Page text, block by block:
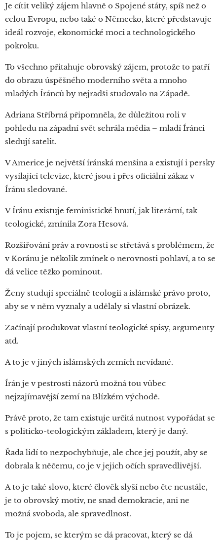
Je cítit veliký zájem hlavně o Spojené státy, spíš než o
celou Evropu, nebo také o Německo, které představuje
ideál rozvoje, ekonomické moci a technologického
pokroku.
To všechno přitahuje obrovský zájem, protože to patří
do obrazu úspěšného moderního světa a mnoho
mladých Íránců by nejradši studovalo na Západě.
Adriana Stříbrná připomněla, že důležitou roli v
pohledu na západní svět sehrála média – mladí Íránci
sledují satelit.
V Americe je největší íránská menšina a existují i persky
vysílající televize, které jsou i přes oficiální zákaz v
Íránu sledované.
V Íránu existuje feministické hnutí, jak literární, tak
teologické, zmínila Zora Hesová.
Rozšiřování práv a rovnosti se střetává s problémem, že
v Koránu je několik zmínek o nerovnosti pohlaví, a to se
dá velice těžko pominout.
Ženy studují speciálně teologii a islámské právo proto,
aby se v něm vyznaly a udělaly si vlastní obrázek.
Začínají produkovat vlastní teologické spisy, argumenty
atd.
A to je v jiných islámských zemích nevídané.
Írán je v pestrosti názorů možná tou vůbec
nejzajímavější zemí na Blízkém východě.
Právě proto, že tam existuje určitá nutnost vypořádat se
s politicko-teologickým základem, který je daný.
Řada lidí to nezpochybňuje, ale chce jej použít, aby se
dobrala k něčemu, co je v jejich očích spravedlivější.
A to je také slovo, které člověk slyší nebo čte neustále,
je to obrovský motiv, ne snad demokracie, ani ne
možná svoboda, ale spravedlnost.
To je pojem, se kterým se dá pracovat, který se dá